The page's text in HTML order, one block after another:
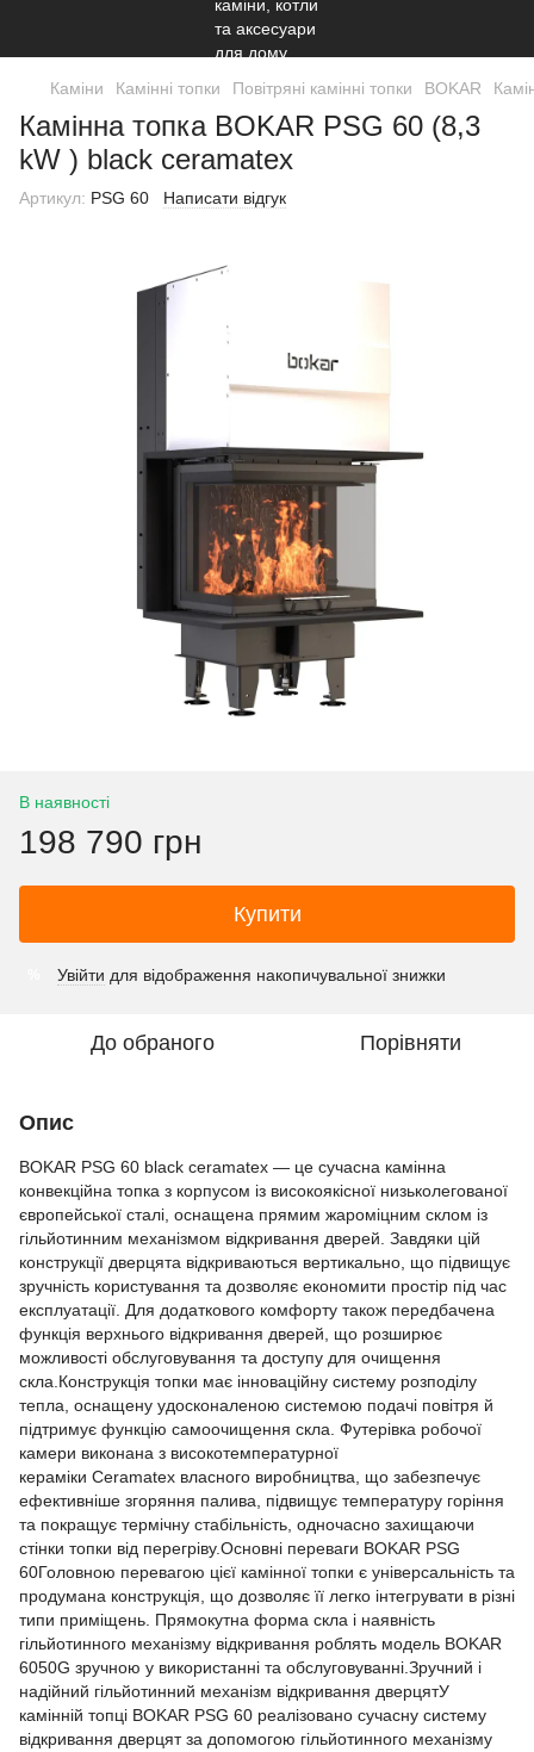
Каміни Камінні топки Повітряні камінні топки BOKAR
Камінна топка BOKAR PSG 60 (8,3
kW ) black ceramatex
Артикул: PSG 60 Написати відгук
В наявності
198 790 грн
Купити
Увійти для відображення накопичувальної знижки
До обраного Порівняти
Опис
BOKAR PSG 60 black ceramatex — це сучасна камінна
конвекційна топка з корпусом із високоякісної низьколегованої
європейської сталі, оснащена прямим жароміцним склом із
гільйотинним механізмом відкривання дверей. Завдяки цій
конструкції дверцята відкриваються вертикально, що підвищує
зручність користування та дозволяє економити простір під час
експлуатації. Для додаткового комфорту також передбачена
функція верхнього відкривання дверей, що розширює
можливості обслуговування та доступу для очищення
скла.Конструкція топки має інноваційну систему розподілу
тепла, оснащену удосконаленою системою подачі повітря й
підтримує функцію самоочищення скла. Футерівка робочої
камери виконана з високотемпературної
кераміки Ceramatex власного виробництва, що забезпечує
ефективніше згоряння палива, підвищує температуру горіння
та покращує термічну стабільність, одночасно захищаючи
стінки топки від перегріву.Основні переваги BOKAR PSG
60Головною перевагою цієї камінної топки є універсальність та
продумана конструкція, що дозволяє її легко інтегрувати в різні
типи приміщень. Прямокутна форма скла і наявність
гільйотинного механізму відкривання роблять модель BOKAR
6050G зручною у використанні та обслуговуванні.Зручний і
надійний гільйотинний механізм відкривання дверцятУ
камінній топці BOKAR PSG 60 реалізовано сучасну систему
відкривання дверцят за допомогою гільйотинного механізму